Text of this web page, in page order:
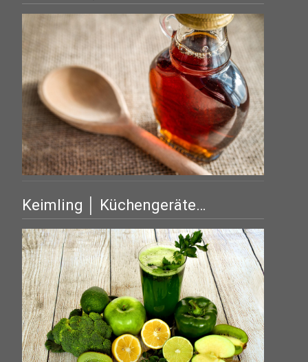
Keimling │ Küchengeräte…